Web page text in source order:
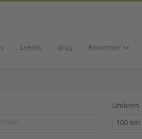
Events Blog Bewerber
Umkreis
100 km